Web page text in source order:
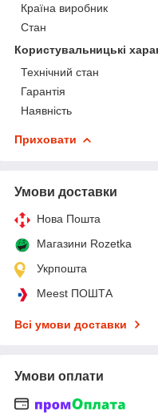
Країна виробник
Стан
Користувальницькі
Технічний стан
Гарантія
Наявність
Приховати
Умови доставки
Нова Пошта
Магазини Rozetka
Укрпошта
Meest ПОШТА
Всі умови доставки
Умови оплати